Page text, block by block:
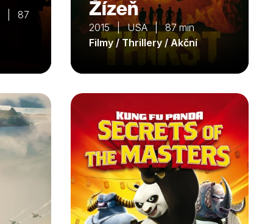
| 87 Žízeň
2015 | USA | 87 min
Filmy / Thrillery / Akční